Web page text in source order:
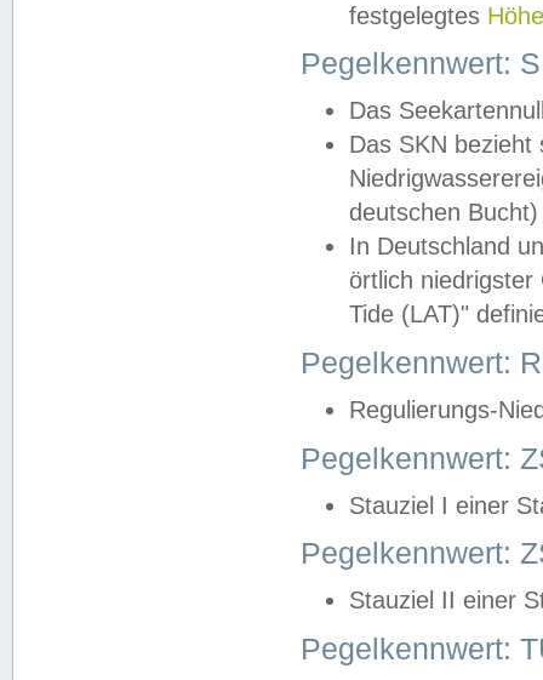
festgelegtes
Pegelkennwert:
Das
Das SKN
deutschen
In Deutschland
örtlich
Tide (LAT)"
Pegelkennwert:
Regulierungs-
Pegelkennwert:
Stauziel I einer
Pegelkennwert:
Stauziel II einer
Pegelkennwert: